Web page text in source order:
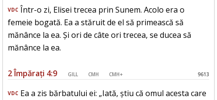
VDC Într-o zi, Elisei trecea prin Sunem. Acolo era o
femeie bogată. Ea a stăruit de el să primească să
mănânce la ea. Și ori de câte ori trecea, se ducea să
mănânce la ea.
2 Împărați 4:9 GILL CMH CMH+ 9613
VDC Ea a zis bărbatului ei: „Iată, știu că omul acesta care